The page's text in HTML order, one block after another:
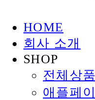
HOME
회사 소개
SHOP
전체상품
애플페이